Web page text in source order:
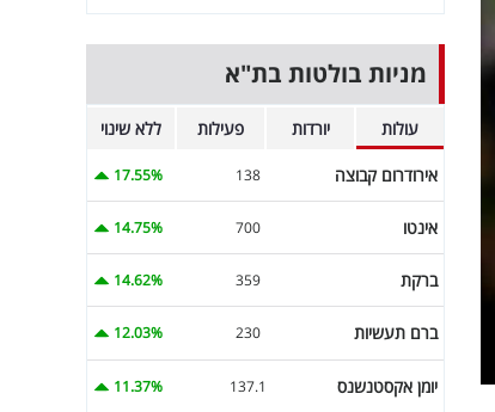
מניות בולטות בת"א
עולות יורדות פעילות ללא שינוי
אירודרום קבוצה 138
17.55%
אינטו 700
14.75%
ברקת 359
14.62%
ברם תעשיות 230
12.03%
יומן אקסטנשנס 137.1
11.37%